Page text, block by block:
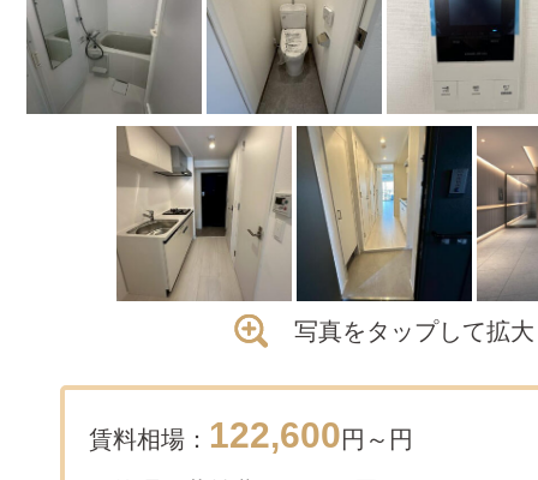
写真をタップして拡大
賃料相場： 122,600円～ 円